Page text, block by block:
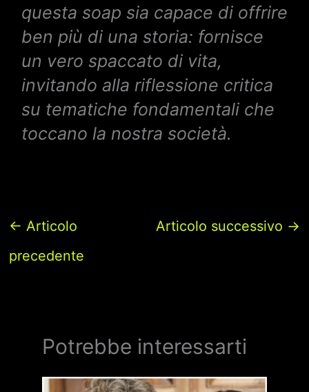
questa soap sia capace di offrire
ben più di una storia: fornisce
un vero spaccato di vita,
invitando alla riflessione critica
su tematiche fondamentali che
toccano la nostra società.
← Articolo
precedente
Articolo successivo →
Potrebbe interessarti